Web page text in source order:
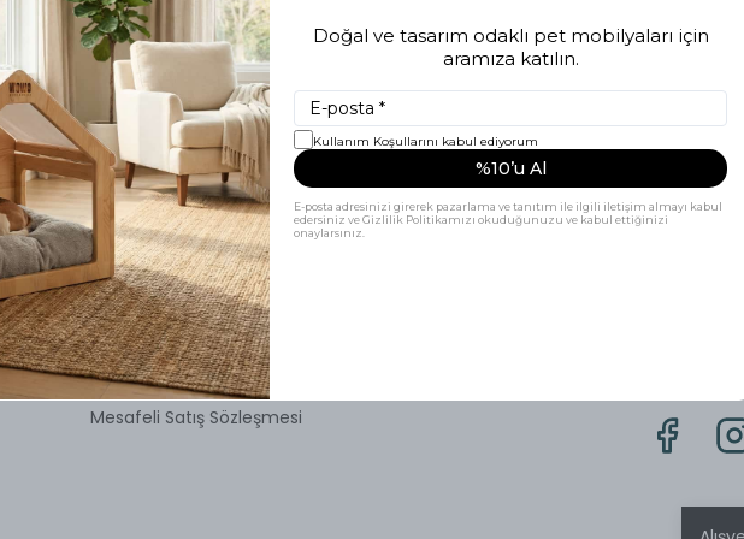
Sözleşmeler
KVKK Aydınlatma Metni
İade ve Değişim Politikası
Gizlilik ve Çerez Politikası
Mesafeli Satış Sözleşmesi
Doğal ve tasarım odaklı pet mobilyaları için
aramıza katılın.
Kullanım Koşullarını kabul ediyorum
%10’u Al
E-posta adresinizi girerek pazarlama ve tanıtım ile ilgili iletişim almayı kabul
edersiniz ve Gizlilik Politikamızı okuduğunuzu ve kabul ettiğinizi
onaylarsınız.